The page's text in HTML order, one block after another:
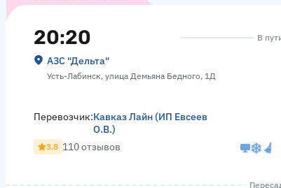
20:20
АЗС "Дельта"
Усть-Лабинск, улица Демьяна Бедного, 1Д
В
Перевозчик:Кавказ Лайн (ИП Евсеев
О.В.)
3.8 110 отзывов